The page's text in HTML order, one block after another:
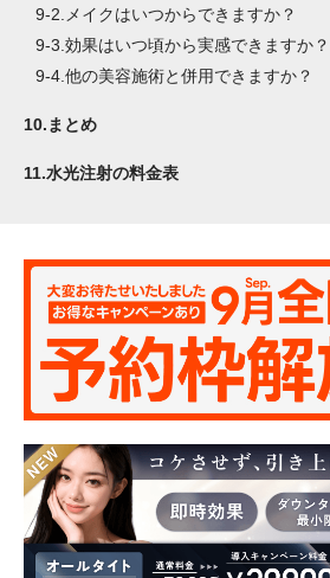
9-2. メイクはいつからできますか？
9-3. 効果はいつ頃から実感できますか？
9-4. 他の美容施術と併用できますか？
10. まとめ
11.水光注射の料金表